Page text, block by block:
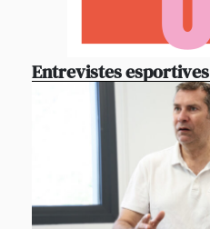
Entrevistes esportives